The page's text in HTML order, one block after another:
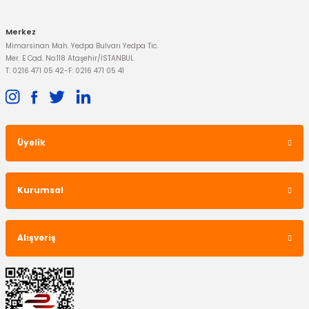
Ön Amortisör Üst Takoz Transit V184
Merkez
Mimarsinan Mah. Yedpa Bulvarı Yedpa Tic.
Mer. E Cad. No:118 Ataşehir/İSTANBUL
T: 0216 471 05 42-F: 0216 471 05 41
Üyelik
Kurumsal
Alışveriş